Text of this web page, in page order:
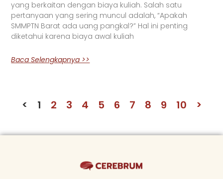
yang berkaitan dengan biaya kuliah. Salah satu
pertanyaan yang sering muncul adalah, “Apakah
SMMPTN Barat ada uang pangkal?” Hal ini penting
diketahui karena biaya awal kuliah
Baca Selengkapnya >>
< 1 2 3 4 5 6 7 8 9 10 >